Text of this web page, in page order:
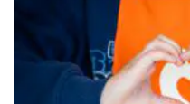
realių pokyčių
International“ Lietuvos
Kalinauskienė.